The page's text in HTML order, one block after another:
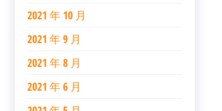
2021 年 10 月
2021 年 9 月
2021 年 8 月
2021 年 6 月